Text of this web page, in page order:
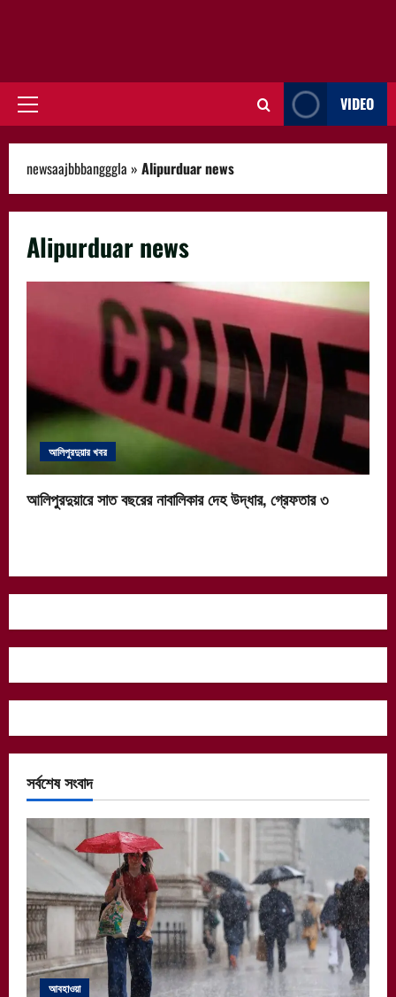
Primary
VIDEO
newsaajbbbangggla » Alipurduar news
Alipurduar news
আলিপুরদুয়ার খবর
আলিপুরদুয়ারে সাত বছরের নাবালিকার দেহ উদ্ধার, গ্রেফতার ৩
সর্বশেষ সংবাদ
আবহাওয়া